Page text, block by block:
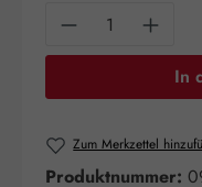
Produkt
In
Zum Merkzettel
Produktnummer: